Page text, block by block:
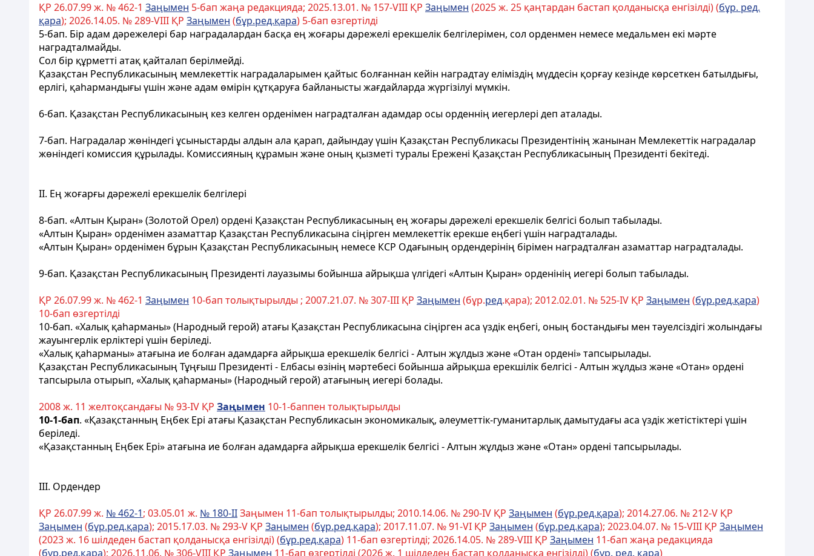
ҚР 26.07.99 ж. № 462-1 Заңымен 5-бап жаңа редакцияда; 2025.13.01. № 157-VIII ҚР Заңымен (2025 ж. 25 қаңтардан бастап қолданысқа енгізілді) (бұр. ред.
қара); 2026.14.05. № 289-VIII ҚР Заңымен (бұр.ред.қара) 5-бап өзгертілді
5-бап. Бір адам дәрежелері бар наградалардан басқа ең жоғары дәрежелі ерекшелік белгілерімен, сол орденмен немесе медальмен екі мәрте
наградталмайды.
Сол бір құрметті атақ қайталап берілмейді.
Қазақстан Республикасының мемлекеттік наградаларымен қайтыс болғаннан кейін наградтау еліміздің мүддесін қорғау кезінде көрсеткен батылдығы,
ерлігі, қаһармандығы үшін және адам өмірін құтқаруға байланысты жағдайларда жүргізілуі мүмкін.
6-бап. Қазақстан Республикасының кез келген орденiмен наградталған адамдар осы орденнiң иегерлерi деп аталады.
7-бап. Наградалар жөніндегі ұсыныстарды алдын ала қарап, дайындау үшiн Қазақстан Республикасы Президентінің жанынан Мемлекеттік наградалар
жөніндегі комиссия құрылады. Комиссияның құрамын және оның қызметi туралы Ереженi Қазақстан Республикасының Президентi бекiтедi.
II. Ең жоғарғы дәрежелi ерекшелiк белгiлерi
8-бап. «Алтын Қыран» (Золотой Орел) орденi Қазақстан Республикасының ең жоғары дәрежелi ерекшелiк белгiсi болып табылады.
«Алтын Қыран» орденiмен азаматтар Қазақстан Республикасына сiңiрген мемлекеттік ерекше еңбегi үшiн наградталады.
«Алтын Қыран» орденiмен бұрын Қазақстан Республикасының немесе КСР Одағының ордендерiнiң бiрiмен наградталған азаматтар наградталады.
9-бап. Қазақстан Республикасының Президентi лауазымы бойынша айрықша үлгiдегi «Алтын Қыран» орденiнiң иегерi болып табылады.
ҚР 26.07.99 ж. № 462-1 Заңымен 10-бап толықтырылды ; 2007.21.07. № 307-III ҚР Заңымен (бұр.ред.қара); 2012.02.01. № 525-IV ҚР Заңымен (бұр.ред.қара)
10-бап өзгертілді
10-бап. «Халық қаһарманы» (Народный герой) атағы Қазақстан Республикасына сiңiрген аса үздiк еңбегi, оның бостандығы мен тәуелсiздiгi жолындағы
жауынгерлiк ерлiктерi үшiн берiледi.
«Халық қаһарманы» атағына ие болған адамдарға айрықша ерекшелiк белгiсi - Алтын жұлдыз және «Отан ордені» тапсырылады.
Қазақстан Республикасының Тұңғыш Президенті - Елбасы өзінің мәртебесі бойынша айрықша ерекшілік белгісі - Алтын жұлдыз және «Отан» ордені
тапсырыла отырып, «Халық қаһарманы» (Народный герой) атағының иегері болады.
2008 ж. 11 желтоқсандағы № 93-ІV ҚР Заңымен 10-1-баппен толықтырылды
10-1-бап. «Қазақстанның Еңбек Ері атағы Қазақстан Республикасын экономикалық, әлеуметтік-гуманитарлық дамытудағы аса үздік жетістіктері үшін
беріледі.
«Қазақстанның Еңбек Ері» атағына ие болған адамдарға айрықша ерекшелік белгісі - Алтын жұлдыз және «Отан» ордені тапсырылады.
III. Ордендер
ҚР 26.07.99 ж. № 462-1; 03.05.01 ж. № 180-IIЗаңымен 11-бап толықтырылды; 2010.14.06. № 290-IV ҚР Заңымен (бұр.ред.қара); 2014.27.06. № 212-V ҚР
Заңымен (бұр.ред.қара); 2015.17.03. № 293-V ҚР Заңымен (бұр.ред.қара); 2017.11.07. № 91-VI ҚР Заңымен (бұр.ред.қара); 2023.04.07. № 15-VІІІ ҚР Заңымен
(2023 ж. 16 шілдеден бастап қолданысқа енгізілді) (бұр.ред.қара) 11-бап өзгертілді; 2026.14.05. № 289-VIII ҚР Заңымен 11-бап жаңа редакцияда
(бұр.ред.қара); 2026.11.06. № 306-VIII ҚР Заңымен 11-бап өзгертілді (2026 ж. 1 шілдеден бастап қолданысқа енгізілді) (бұр. ред. қара)